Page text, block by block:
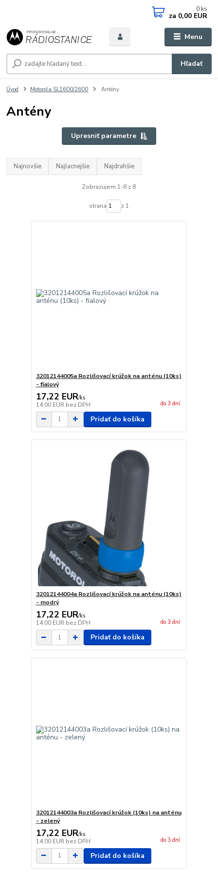
Menu
Hľadať
0 ks
za 0,00 EUR
Úvod Motorola SL1600/2600 Antény
Antény
Upresniť parametre
Najnovšie Najlacnejšie Najdrahšie
Zobrazujem 1-8 z 8
strana z 1
32012144005a Rozlišovací krúžok na anténu (10ks)
- fialový
17,22 EUR/ks
14,00 EUR bez DPH do 3 dní
Pridať do košíka
32012144004a Rozlišovací krúžok na anténu (10ks)
- modrý
17,22 EUR/ks
14,00 EUR bez DPH do 3 dní
Pridať do košíka
32012144003a Rozlišovací krúžok (10ks) na anténu
- zelený
17,22 EUR/ks
14,00 EUR bez DPH do 3 dní
Pridať do košíka